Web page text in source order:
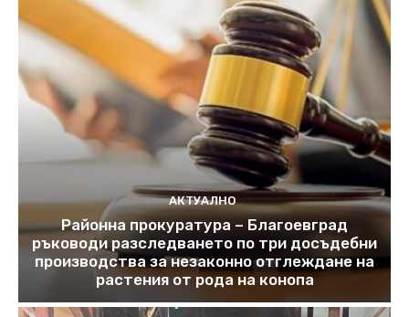
АКТУАЛНО
Районна прокуратура – Благоевград
ръководи разследването по три досъдебни
производства за незаконно отглеждане на
растения от рода на конопа